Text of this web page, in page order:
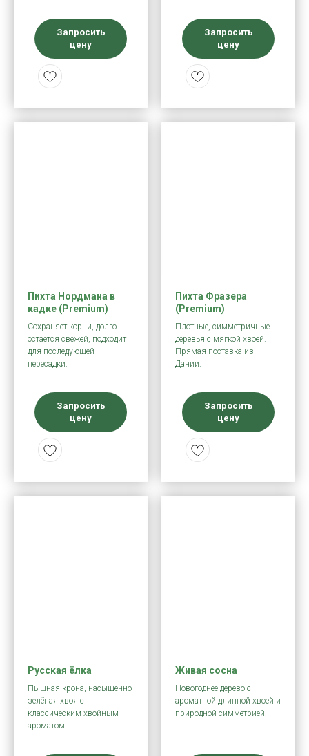
Запросить
цену
Запросить
цену
Пихта Нордмана в
кадке (Premium)
Сохраняет корни, долго
остаётся свежей, подходит
для последующей
пересадки.
Запросить
цену
Пихта Фразера
(Premium)
Плотные, симметричные
деревья с мягкой хвоей.
Прямая поставка из
Дании.
Запросить
цену
Русская ёлка
Пышная крона, насыщенно-
зелёная хвоя с
классическим хвойным
ароматом.
Живая сосна
Новогоднее дерево с
ароматной длинной хвоей и
природной симметрией.